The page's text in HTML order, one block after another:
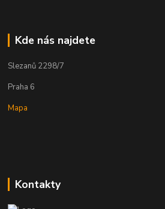
Kde nás najdete
Slezanů 2298/7
Praha 6
Mapa
Kontakty